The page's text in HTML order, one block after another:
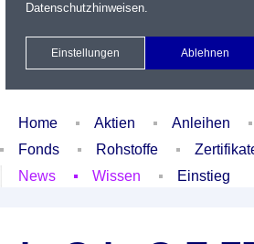
Xetra Realtime
Watchlist
Home Aktien Anleihen
Fonds
Rohstoffe
News
Wissen Einstieg
Datenschutzhinweisen.
Einstellungen Ablehnen